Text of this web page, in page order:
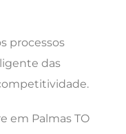
processos
das
em Palmas TO